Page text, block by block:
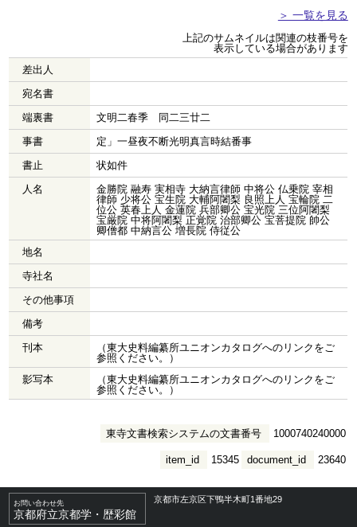
＞ 一覧を見る
上記のサムネイルは関連の枝番号を
表示している場合があります
差出人
宛名書
端裏書
文明二春季 同二三廿二
事書
定」一昼夜不断光明真言時結番事
書止
状如件
人名
金勝院 融寿 実相寺 大納言律師 中将公 仏乗院 宰相
律師 少将公 宝生院 大輔阿闍梨 良照上人 宝輪院 二
位公 英春上人 金蓮院 兵部卿公 宝光院 三位阿闍梨
宝厳院 中将阿闍梨 正覚院 治部卿公 宝菩提院 帥公
卿僧都 中納言公 増長院 侍従公
地名
寺社名
その他事項
備考
刊本
（東大史料編纂所ユニオンカタログへのリンクをご
参照ください。）
影写本
（東大史料編纂所ユニオンカタログへのリンクをご
参照ください。）
東寺文書検索システムの文書番号 1000740240000
document_id 23640
item_id 15345
お問い合わせ先
京都府立京都学・歴彩館
京都市左京区下鴨半木町1番地29